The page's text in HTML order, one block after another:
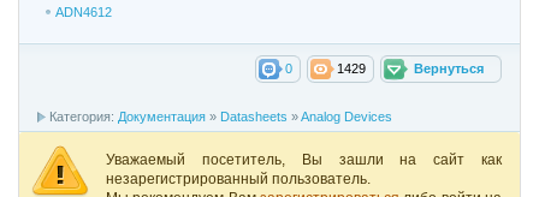
ADN4612
Вернуться
1429
0
Категория: Документация » Datasheets »Analog Devices
Уважаемый посетитель, Вы зашли на сайт как
незарегистрированный пользователь.